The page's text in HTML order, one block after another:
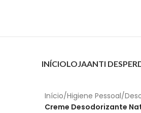
INÍCIOLOJAANTI
Início/Higiene Pessoal/
Creme Desodorizante